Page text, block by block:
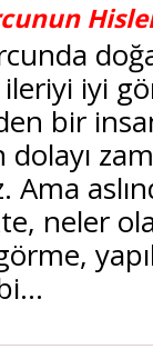
ileriyi iyi
bir
dolayı
Ama
neler